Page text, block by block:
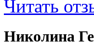
Читать
Николина